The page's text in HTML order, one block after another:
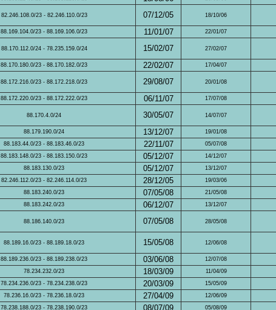
82.246.108.0/23 - 82.246.110.0/23 07/12/05 18/10/06
88.169.104.0/23 - 88.169.106.0/23 11/01/07 22/01/07
88.170.112.0/24 - 78.235.159.0/24 15/02/07 27/02/07
88.170.180.0/23 - 88.170.182.0/23 22/02/07 17/04/07
88.172.216.0/23 - 88.172.218.0/23 29/08/07 20/01/08
88.172.220.0/23 - 88.172.222.0/23 06/11/07 17/07/08
88.170.4.0/24 30/05/07 14/07/07
88.179.190.0/24 13/12/07 19/01/08
88.183.44.0/23 - 88.183.46.0/23 22/11/07 05/07/08
88.183.148.0/23 - 88.183.150.0/23 05/12/07 14/12/07
88.183.130.0/23 05/12/07 13/12/07
82.246.112.0/23 - 82.246.114.0/23 28/12/05 19/03/06
88.183.240.0/23 07/05/08 21/05/08
88.183.242.0/23 06/12/07 13/12/07
88.186.140.0/23 07/05/08 28/05/08
88.189.16.0/23 - 88.189.18.0/23 15/05/08 12/06/08
88.189.236.0/23 - 88.189.238.0/23 03/06/08 12/07/08
78.234.232.0/23 18/03/09 11/04/09
78.234.236.0/23 - 78.234.238.0/23 20/03/09 15/05/09
78.236.16.0/23 - 78.236.18.0/23 27/04/09 12/06/09
78.238.188.0/23 - 78.238.190.0/23 08/07/09 05/08/09